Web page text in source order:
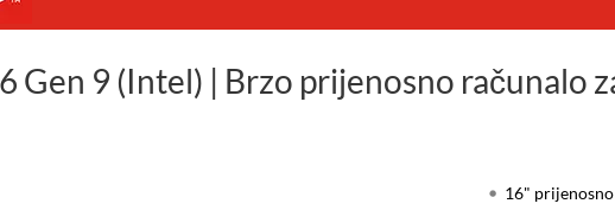
Gen 9 (Intel) | Brzo prijenosno računalo
16"